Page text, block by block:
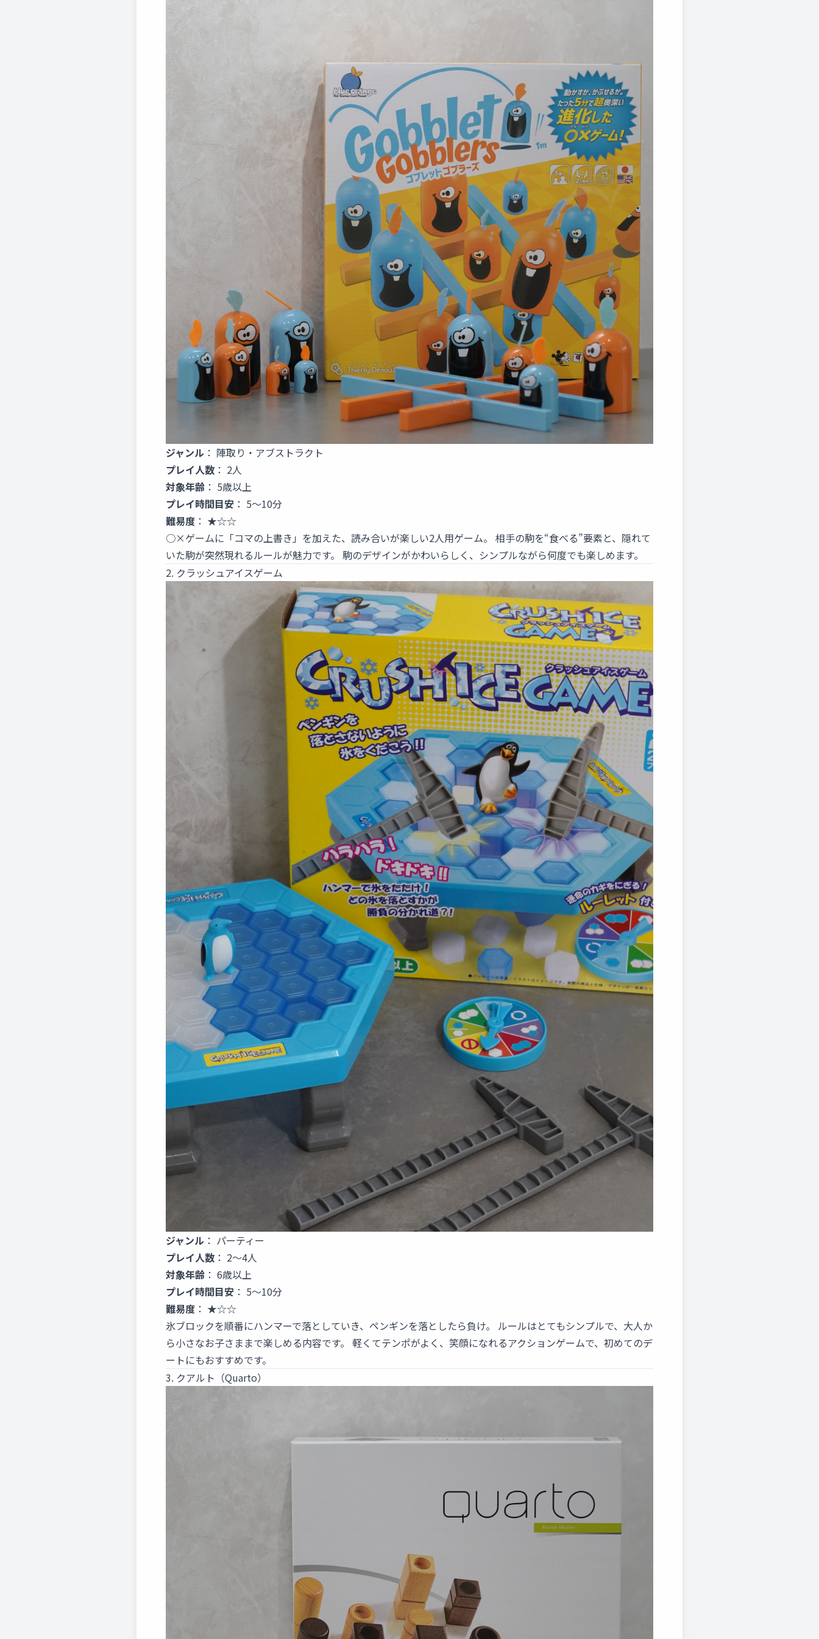
ジャンル ： 陣取り・アブストラクト
プレイ人数 ： 2人
対象年齢 ： 5歳以上
プレイ時間目安 ： 5～10分
難易度 ： ★☆☆
○×ゲームに「コマの上書き」を加えた、読み合いが楽しい2人用ゲーム。 相手の駒を“食べる”要素と、隠れて
いた駒が突然現れるルールが魅力です。 駒のデザインがかわいらしく、シンプルながら何度でも楽しめます。
2. クラッシュアイスゲーム
ジャンル ： パーティー
プレイ人数 ： 2～4人
対象年齢 ： 6歳以上
プレイ時間目安 ： 5～10分
難易度 ： ★☆☆
氷ブロックを順番にハンマーで落としていき、ペンギンを落としたら負け。 ルールはとてもシンプルで、大人か
ら小さなお子さままで楽しめる内容です。 軽くてテンポがよく、笑顔になれるアクションゲームで、初めてのデ
ートにもおすすめです。
3. クアルト（Quarto）